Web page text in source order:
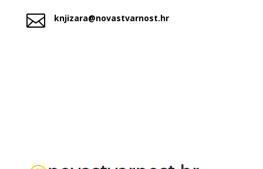
 knjizara@novastvarnost.hr